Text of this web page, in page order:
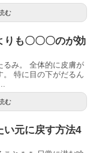
む
りも〇〇〇のが効
るみ。 全体的に皮膚が
。 特に目の下がだるん
む
い元に戻す方法4